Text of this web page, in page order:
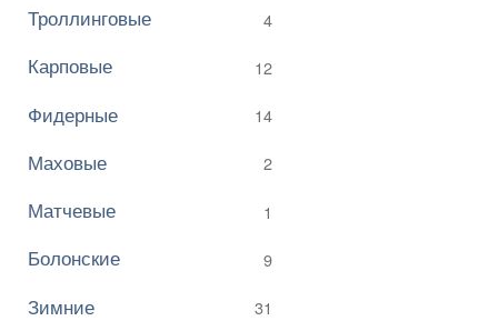
Троллинговые 4
Карповые 12
Фидерные 14
Маховые 2
Матчевые 1
Болонские 9
Зимние 31